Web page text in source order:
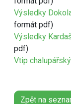
Výsledky
formát pdf)
Výsledky
pdf)
Vtip chalupářský
Zpět na